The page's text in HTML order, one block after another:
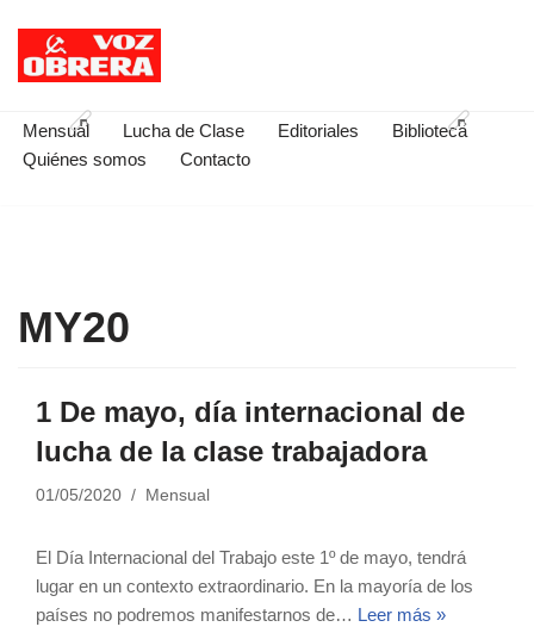
Saltar
contenido
Mensual Lucha de Clase Editoriales
Biblioteca
Quiénes somos
Contacto
MY20
1 De mayo, día internacional de
lucha de la clase trabajadora
01/05/2020 Mensual
El Día Internacional del Trabajo este 1º de mayo, tendrá
lugar en un contexto extraordinario. En la mayoría de los
países no podremos manifestarnos de… Leer más »